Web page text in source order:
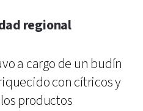
regional
a cargo de un budín
con cítricos y
productos